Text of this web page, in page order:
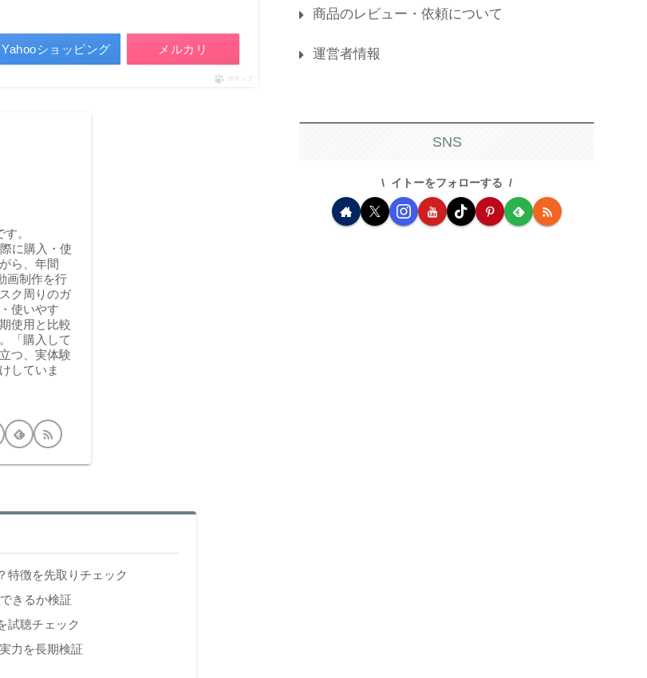
Yahooショッピング メルカリ
ポチップ
。
に購入・使
ら、年間
画制作を行
ク周りのガ
使いやす
使用と比較
「購入して
つ、実体験
していま
特徴を先取りチェック
きるか検証
試聴チェック
力を長期検証
商品のレビュー・依頼について
運営者情報
SNS
イトーをフォローする